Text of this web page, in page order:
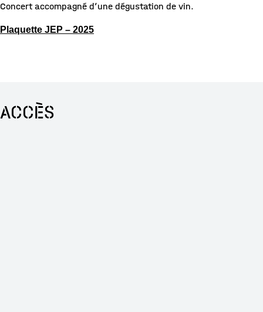
Concert accompagné d’une dégustation de vin.
Plaquette JEP – 2025
ACCÈS